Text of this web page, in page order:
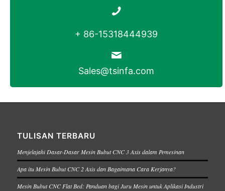
+ 86-15318444939
Sales@tsinfa.com
TULISAN TERBARU
Menjelajahi Dasar-Dasar Mesin Bubut CNC 3 Axis dalam Pemesinan
Apa itu Mesin Bubut CNC 2 Axis dan Bagaimana Cara Kerjanya?
Mesin Bubut CNC Flat Bed: Panduan bagi Juru Mesin untuk Aplikasi Industri